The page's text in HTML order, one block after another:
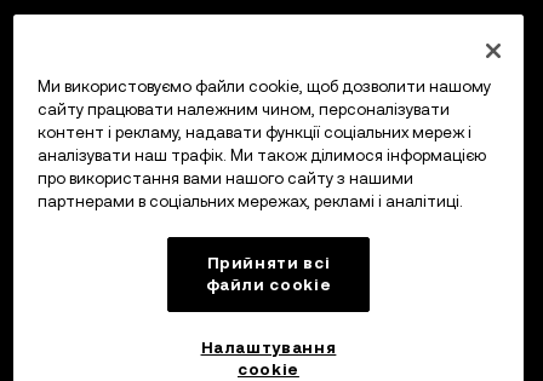
Ми використовуємо файли cookie, щоб дозволити нашому
сайту працювати належним чином, персоналізувати
контент і рекламу, надавати функції соціальних мереж і
аналізувати наш трафік. Ми також ділимося інформацією
про використання вами нашого сайту з нашими
партнерами в соціальних мережах, рекламі і аналітиці.
Прийняти всі
файли сookie
Налаштування
cookie